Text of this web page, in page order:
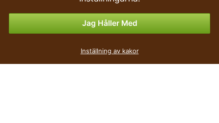
Betalningsalternativ
Jag Håller Med
Inställning av kakor